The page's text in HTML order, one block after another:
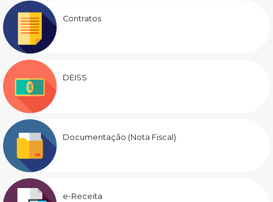
Contratos
DEISS
Documentação (Nota Fiscal)
e-Receita